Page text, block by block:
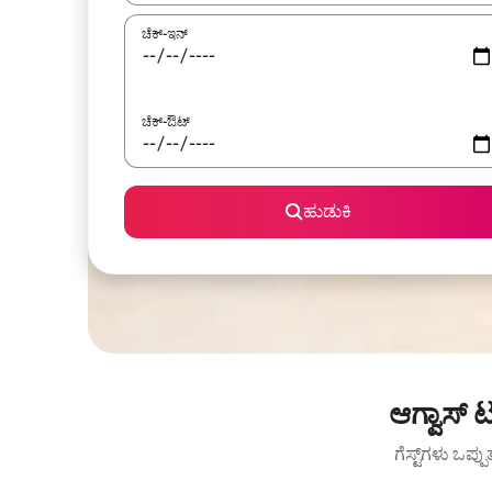
ಚೆಕ್-ಇನ್
ಚೆಕ್-ಔಟ್
ಹುಡುಕಿ
ಆಗ್ವಾಸ್
ಗೆಸ್ಟ್‌ಗಳು